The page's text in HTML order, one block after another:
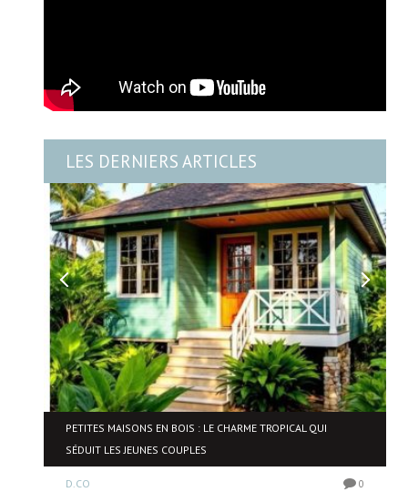
LES DERNIERS ARTICLES
PETITES MAISONS EN BOIS : LE CHARME TROPICAL QUI
SÉDUIT LES JEUNES COUPLES
D.CO 0